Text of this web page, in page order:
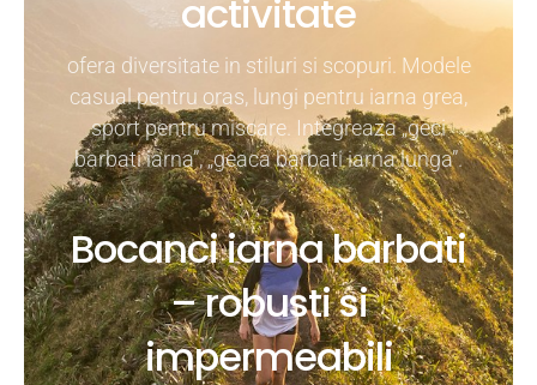
activitate
ofera diversitate in stiluri si scopuri. Modele
casual pentru oras, lungi pentru iarna grea,
sport pentru miscare. Integreaza „geci
barbati iarna”, „geaca barbati iarna lunga”.
Bocanci iarna barbati
– robusti si
impermeabili